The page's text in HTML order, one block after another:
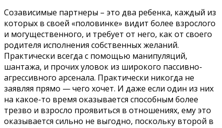
Созависимые партнеры – это два ребенка, каждый из
которых в своей «половинке» видит более взрослого
и могущественного, и требует от него, как от своего
родителя исполнения собственных желаний.
Практически всегда с помощью манипуляций,
шантажа, и прочих уловок из широкого пассивно-
агрессивного арсенала. Практически никогда не
заявляя прямо — чего хочет. И даже если один из них
на какое-то время оказывается способным более
трезво и взросло проявиться в отношениях, ему это
оказывается сильно не выгодно, поскольку второй в